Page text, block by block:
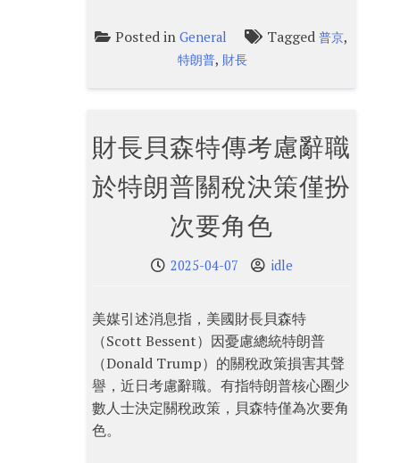
Posted inGeneral Tagged普京,
特朗普, 財長
財長貝森特傳考慮辭職
於特朗普關稅決策僅扮
次要角色
2025-04-07 idle
美媒引述消息指，美國財長貝森特
（Scott Bessent）因憂慮總統特朗普
（Donald Trump）的關稅政策損害其聲
譽，近日考慮辭職。有指特朗普核心圈少
數人士決定關稅政策，貝森特僅為次要角
色。